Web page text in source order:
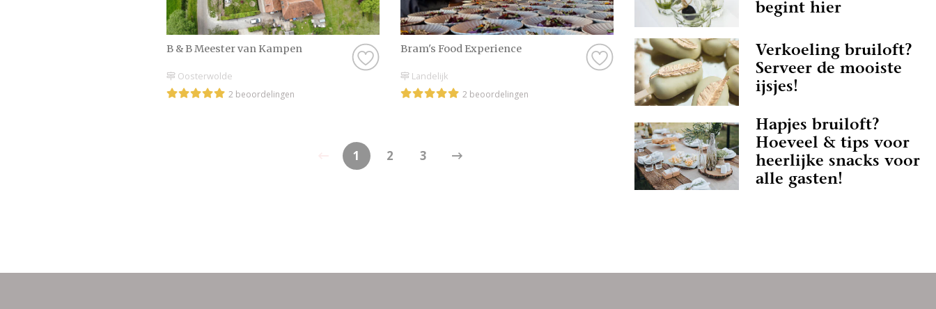
B & B Meester van Kampen
Oosterwolde
2 beoordelingen
Bram's Food Experience
Landelijk
2 beoordelingen
1 2 3
begint hier
Verkoeling bruiloft?
Serveer de mooiste
ijsjes!
Hapjes bruiloft?
Hoeveel & tips voor
heerlijke snacks voor
alle gasten!